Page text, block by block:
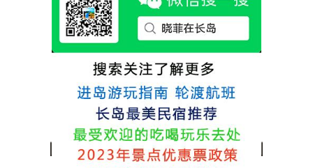
推荐津岸民宿，关键是老板娘晓菲很细心、
热情，能根据我提出的需求来安排房间，这
点很好。